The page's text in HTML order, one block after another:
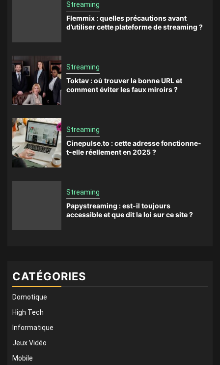
Streaming
Flemmix : quelles précautions avant
d’utiliser cette plateforme de streaming ?
Streaming
Toktav : où trouver la bonne URL et
comment éviter les faux miroirs ?
Streaming
Cinepulse.to : cette adresse fonctionne-
t-elle réellement en 2025 ?
Streaming
Papystreaming : est-il toujours
accessible et que dit la loi sur ce site ?
CATÉGORIES
Domotique
High Tech
Informatique
Jeux Vidéo
Mobile